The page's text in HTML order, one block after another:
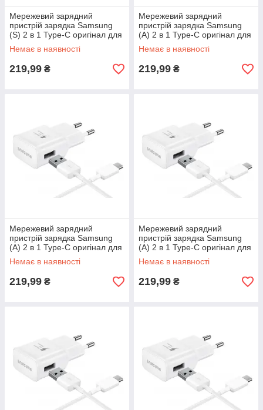
Мережевий зарядний
пристрій зарядка Samsung
(S) 2 в 1 Type-C оригінал для
Samsung Galaxy S10+ S10
Plus G975
Немає в наявності
219,99 ₴
Мережевий зарядний
пристрій зарядка Samsung
(A) 2 в 1 Type-C оригінал для
Samsung Galaxy A5 2017
A520
Немає в наявності
219,99 ₴
Мережевий зарядний
пристрій зарядка Samsung
(A) 2 в 1 Type-C оригінал для
Samsung Galaxy A7 2017
A720
Немає в наявності
219,99 ₴
Мережевий зарядний
пристрій зарядка Samsung
(A) 2 в 1 Type-C оригінал для
Samsung Galaxy A8 2018
A530
Немає в наявності
219,99 ₴